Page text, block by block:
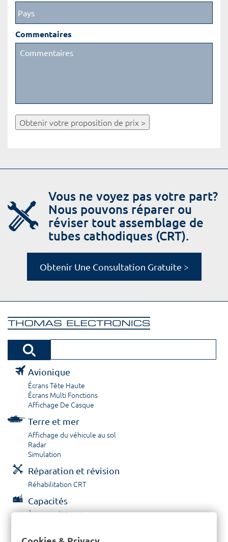
Commentaires
Obtenir votre proposition de prix >
Vous ne voyez pas votre part?
Nous pouvons réparer ou
réviser tout assemblage de
tubes cathodiques (CRT).
Obtenir Une Consultation Gratuite >
Avionique
Écrans Tête Haute
Écrans Multi Fonctions
Affichage De Casque
Terre et mer
Affichage du véhicule au sol
Radar
Simulation
Réparation et révision
Réhabilitation CRT
Capacités
À propos / Historique